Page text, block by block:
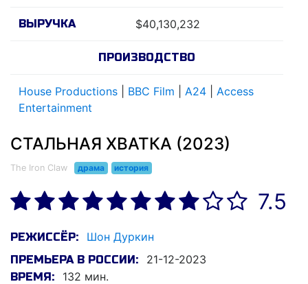
ВЫРУЧКА $40,130,232
ПРОИЗВОДСТВО
House Productions BBC Film A24
Access
Entertainment
СТАЛЬНАЯ ХВАТКА (2023)
The Iron Claw драма история
7.5
РЕЖИССЁР: Шон Дуркин
ПРЕМЬЕРА В РОССИИ: 21-12-2023
ВРЕМЯ: 132 мин.